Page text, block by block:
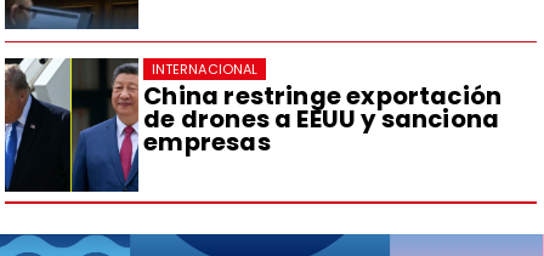
China restringe exportación
de drones a EEUU y sanciona
empresas
INTERNACIONAL